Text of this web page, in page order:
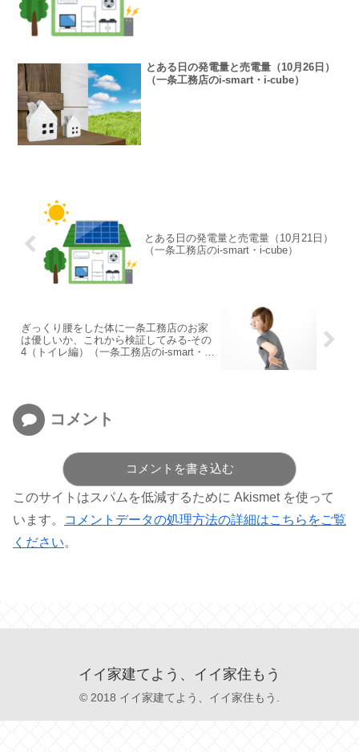
とある日の発電量と売電量（10月26日）
（一条工務店のi-smart・i-cube）
とある日の発電量と売電量（10月21日）
（一条工務店のi-smart・i-cube）
ぎっくり腰をした体に一条工務店のお家
は優しいか、これから検証してみる-その
4（トイレ編）（一条工務店のi-smart・i-
コメント
コメントを書き込む
このサイトはスパムを低減するために Akismet を使って
います。
コメントデータの処理方法の詳細はこちらをご覧
ください。
イイ家建てよう、イイ家住もう
© 2018 イイ家建てよう、イイ家住もう.